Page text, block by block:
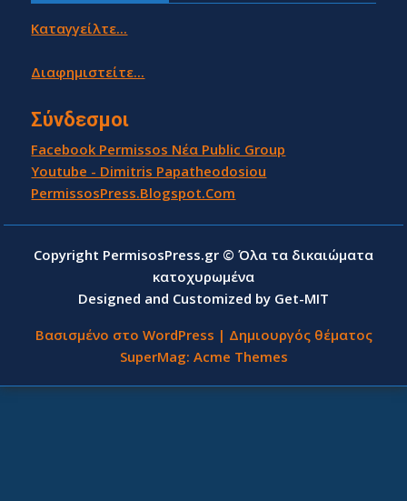
Καταγγείλτε...
Διαφημιστείτε...
Σύνδεσμοι
Facebook Permissos Νέα Public Group
Youtube - Dimitris Papatheodosiou
PermissosPress.Blogspot.Com
Copyright PermisosPress.gr © Όλα τα δικαιώματα
κατοχυρωμένα
Designed and Customized by Get-MIT
Βασισμένο στο WordPress | Δημιουργός θέματος
SuperMag: Acme Themes